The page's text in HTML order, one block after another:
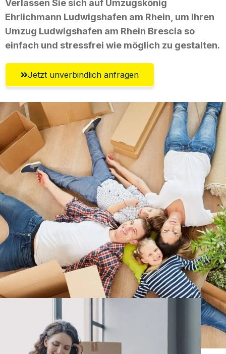
Verlassen Sie sich auf Umzugskönig
Ehrlichmann Ludwigshafen am Rhein, um Ihren
Umzug Ludwigshafen am Rhein Brescia so
einfach und stressfrei wie möglich zu gestalten.
Jetzt unverbindlich anfragen